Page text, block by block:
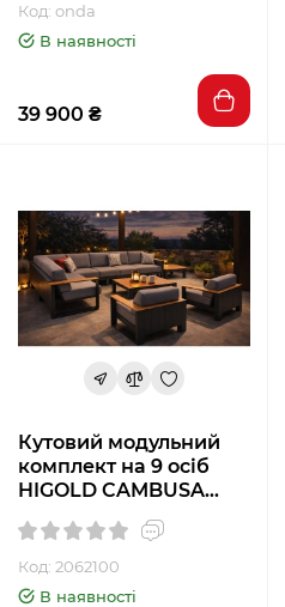
Код: onda
В наявності
39 900 ₴
Кутовий модульний
комплект на 9 осіб
HIGOLD CAMBUSA
2062100 сірий
Код: 2062100
В наявності